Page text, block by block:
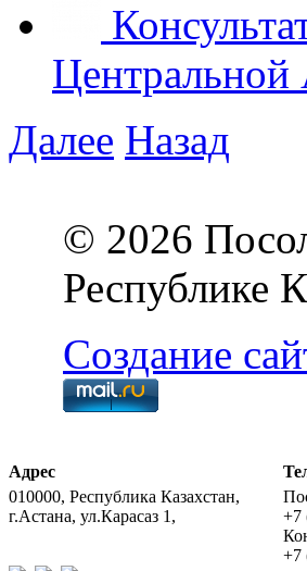
Центральной
Далее Назад
© 2026
Республике
Создание
Адрес
010000, Республика Казахстан,
г.Астана, ул.Карасаз 1,
+7
+7